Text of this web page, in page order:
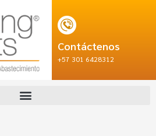
Contáctenos
+57 301 6428312